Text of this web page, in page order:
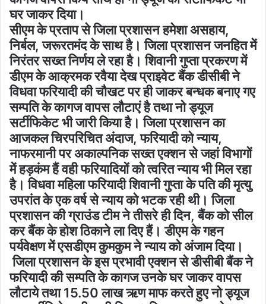
घर जाकर दिया।
सीएम के प्रताप से जिला प्रशासन हमेशा असहाय,
निर्बल, जरूरतमंद के साथ है। जिला प्रशासन जनहित में
निरंतर सख्त निर्णय ले रहा है। शिवानी गुप्ता प्रकरण में
डीएम के आक्रमक रवैया देख प्राइवेट बैंक डीसीबी ने
विधवा फरियादी की चौखट पर ही जाकर बन्धक बनाए गए
सम्पति के कागज वापस लौटाएं है तथा नो ड्यूज
सर्टीफिकेट भी जारी किया है। जिला प्रशासन का
आजकल चिरपरिचित अंदाज, फरियादी को न्याय,
नाफरमानी पर अकाल्पनिक सख्त एक्शन से जहां विभागों
में हड़कंम हैं वही फरियादियों को त्वरित न्याय भी मिल रहा
है। विधवा महिला फरियादी शिवानी गुप्ता के पति की मृत्यु
उपरांत के एक वर्ष से न्याय को भटक रही थी। जिला
प्रशासन की ग्राउंड टीम ने तीसरे ही दिन, बैंक को सील
कर बैंक के होश ठिकाने ला दिए हैं। डीएम के गहन
पर्यवेक्षण में एसडीएम कुमकुम ने न्याय को अंजाम दिया।
जिला प्रशासन के इस प्रभावी एक्शन से डीसीबी बैंक ने
फरियादी की सम्पति के कागज उनके घर जाकर वापस
लौटाये तथा 15.50 लाख ऋण माफ करते हुए नो ड्यूज